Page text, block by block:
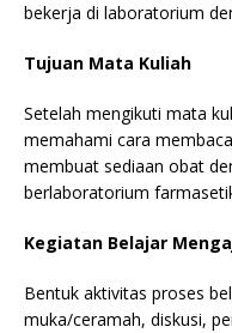
bekerja di laboratorium
Tujuan Mata Kuliah
Setelah mengikuti mata
memahami cara
membuat sediaan obat
berlaboratorium
Kegiatan Belajar
Bentuk aktivitas proses
muka/ceramah, diskusi,